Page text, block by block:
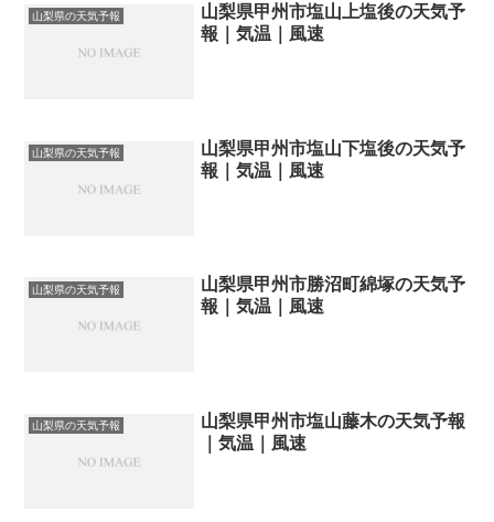
山梨県の天気予報
山梨県甲州市塩山上塩後の天気予
報｜気温｜風速
山梨県の天気予報
山梨県甲州市塩山下塩後の天気予
報｜気温｜風速
山梨県の天気予報
山梨県甲州市勝沼町綿塚の天気予
報｜気温｜風速
山梨県の天気予報
山梨県甲州市塩山藤木の天気予報
｜気温｜風速